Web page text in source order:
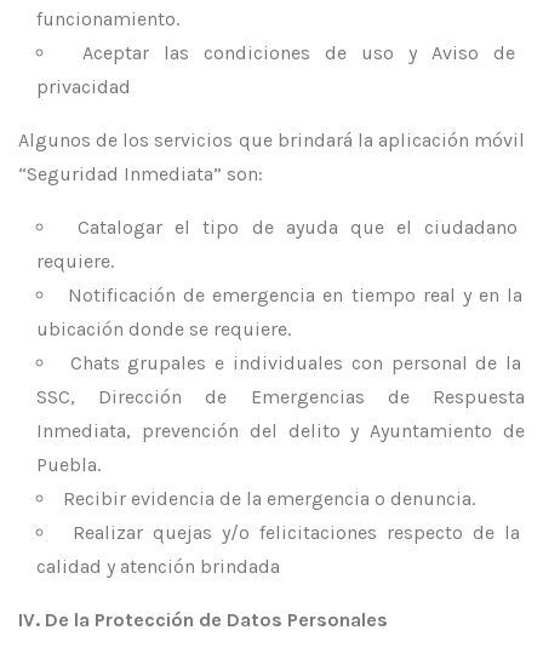
funcionamiento.
Aceptar las condiciones de uso y Aviso de
privacidad
Algunos de los servicios que brindará la aplicación móvil
“Seguridad Inmediata” son:
Catalogar el tipo de ayuda que el ciudadano
requiere.
Notificación de emergencia en tiempo real y en la
ubicación donde se requiere.
Chats grupales e individuales con personal de la
SSC, Dirección de Emergencias de Respuesta
Inmediata, prevención del delito y Ayuntamiento de
Puebla.
Recibir evidencia de la emergencia o denuncia.
Realizar quejas y/o felicitaciones respecto de la
calidad y atención brindada
IV. De la Protección de Datos Personales